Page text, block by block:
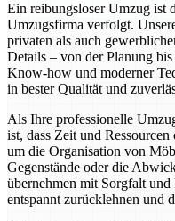
Ein reibungsloser Umzug ist
Umzugsfirma verfolgt.
privaten als auch
Details – von der Planung
Know-how und moderner
in bester Qualität und
Als Ihre professionelle
ist, dass Zeit und
um die Organisation von
Gegenstände oder die
übernehmen mit Sorgfalt
entspannt zurücklehnen und